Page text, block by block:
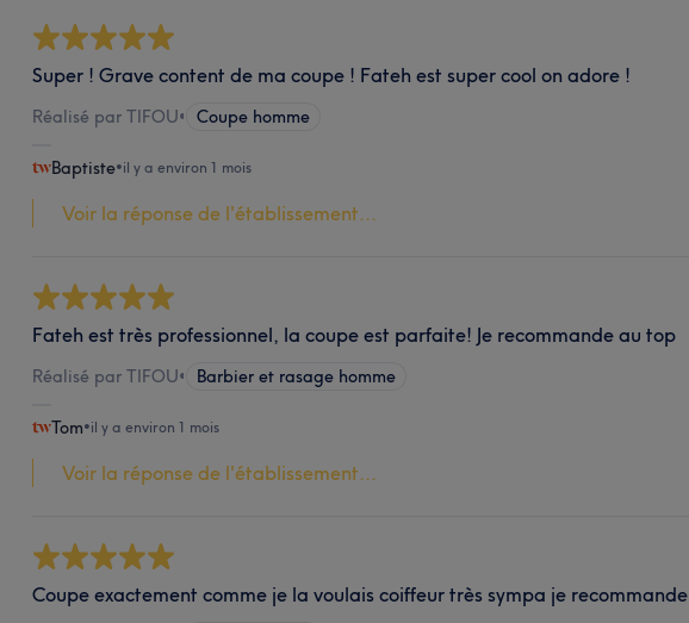
Super ! Grave content de ma coupe ! Fateh est super cool on adore !
Réalisé par TIFOU• Coupe homme
Baptiste•il y a environ 1 mois
Voir la réponse de l'établissement...
Fateh est très professionnel, la coupe est parfaite! Je recommande au top
Réalisé par TIFOU• Barbier et rasage homme
Tom•il y a environ 1 mois
Voir la réponse de l'établissement...
Coupe exactement comme je la voulais coiffeur très sympa je recommande